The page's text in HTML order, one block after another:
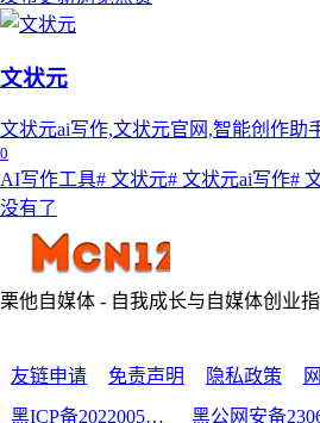
文状元
文状元ai写作,文状元官网,智能创作助
0
AI写作工具# 文状元# 文状元ai写作#
没有了
栗他自媒体 - 自我成长与自媒体创业
友链申请 免责声明 隐私政策
黑ICP备2022005210号-2